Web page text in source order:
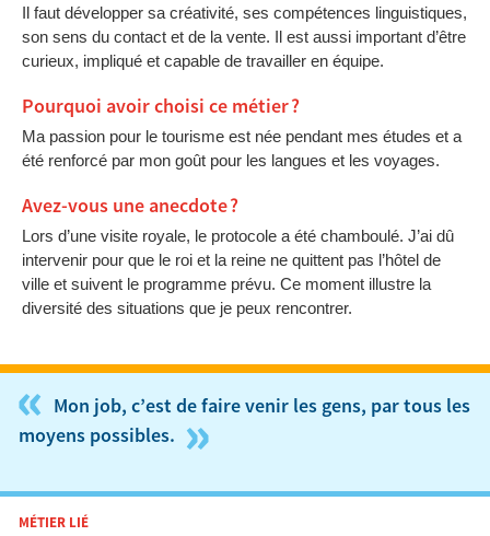
Il faut développer sa créativité, ses compétences linguistiques,
son sens du contact et de la vente. Il est aussi important d’être
curieux, impliqué et capable de travailler en équipe.
Pourquoi avoir choisi ce métier ?
Ma passion pour le tourisme est née pendant mes études et a
été renforcé par mon goût pour les langues et les voyages.
Avez-vous une anecdote ?
Lors d’une visite royale, le protocole a été chamboulé. J’ai dû
intervenir pour que le roi et la reine ne quittent pas l’hôtel de
ville et suivent le programme prévu. Ce moment illustre la
diversité des situations que je peux rencontrer.
« Mon job, c’est de faire venir les gens, par tous les
moyens possibles. »
MÉTIER LIÉ